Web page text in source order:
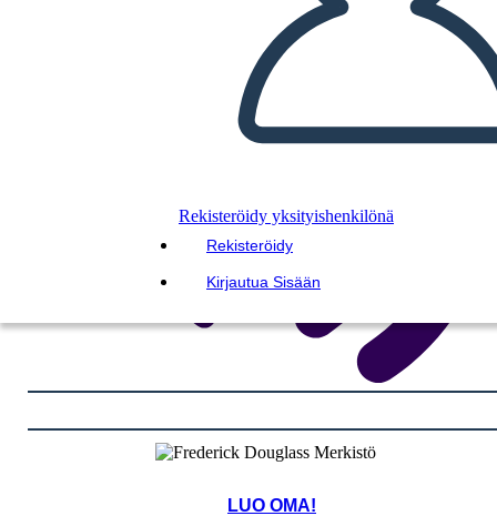
Rekisteröidy yksityishenkilönä
Rekisteröidy
Kirjautua Sisään
LUO OMA!